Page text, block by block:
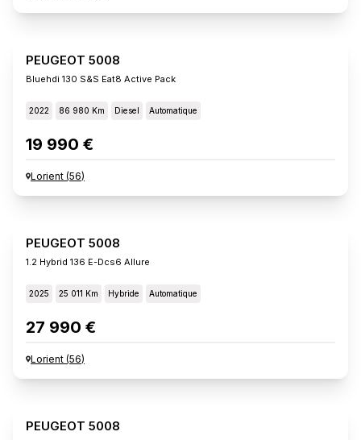
PEUGEOT 5008
Bluehdi 130 S&s Eat8 Active Pack
2022 86 980 Km Diesel Automatique
19 990 €
Lorient (56)
PEUGEOT 5008
1.2 Hybrid 136 E-Dcs6 Allure
2025 25 011 Km Hybride Automatique
27 990 €
Lorient (56)
PEUGEOT 5008